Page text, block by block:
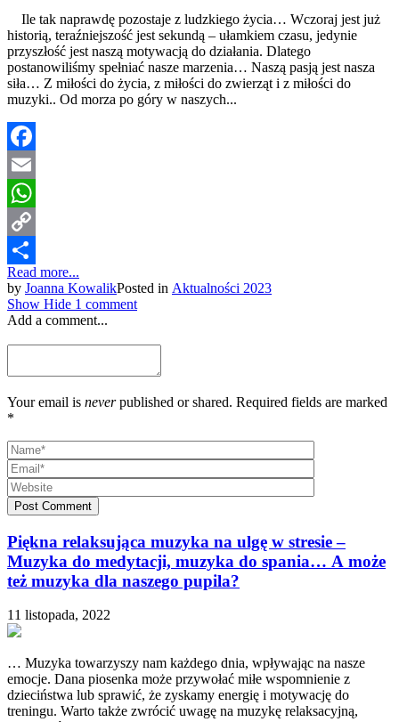
Ile tak naprawdę pozostaje z ludzkiego życia… Wczoraj jest już
historią, teraźniejszość jest sekundą – ułamkiem czasu, jedynie
przyszłość jest naszą motywacją do działania. Dlatego
postanowiliśmy spełniać nasze marzenia… Naszą pasją jest nasza
siła… Z miłości do życia, z miłości do zwierząt i z miłości do
muzyki.. Od morza po góry w naszych...
Facebook
Email
WhatsApp
Copy
Link
Share
Read more...
by Joanna KowalikPosted in Aktualności 2023
Show Hide 1 comment
Add a comment...
Your email is neverpublished or shared. Required fields are marked
*
Post Comment
Piękna relaksująca muzyka na ulgę w stresie –
Muzyka do medytacji, muzyka do spania… A może
też muzyka dla naszego pupila?
11 listopada, 2022
… Muzyka towarzyszy nam każdego dnia, wpływając na nasze
emocje. Dana piosenka może przywołać miłe wspomnienie z
dzieciństwa lub sprawić, że zyskamy energię i motywację do
treningu. Warto także zwrócić uwagę na muzykę relaksacyjną,